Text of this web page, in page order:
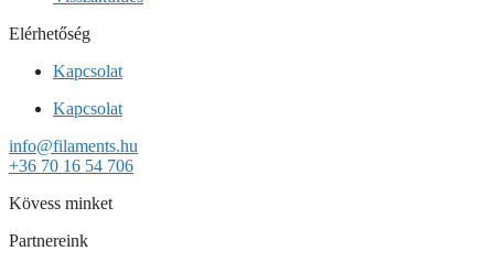
Elérhetőség
Kapcsolat
Kapcsolat
info@filaments.hu
+36 70 16 54 706
Kövess minket
Partnereink